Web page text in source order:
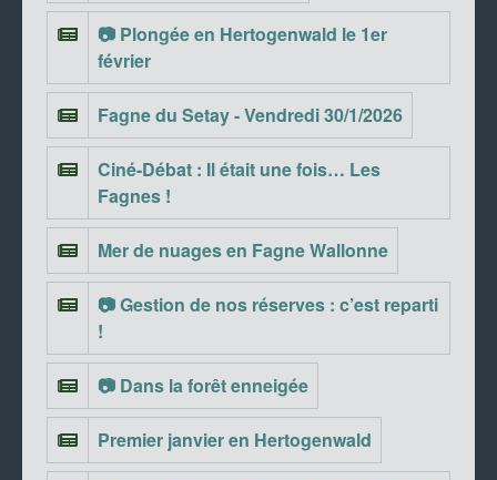
📷 Plongée en Hertogenwald le 1er
février
Fagne du Setay - Vendredi 30/1/2026
Ciné-Débat : Il était une fois… Les
Fagnes !
Mer de nuages en Fagne Wallonne
📷 Gestion de nos réserves : c’est reparti
!
📷 Dans la forêt enneigée
Premier janvier en Hertogenwald